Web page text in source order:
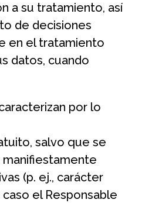
a su tratamiento, así
de decisiones
en el tratamiento
datos, cuando
por lo
salvo que se
(p. ej., carácter
el Responsable